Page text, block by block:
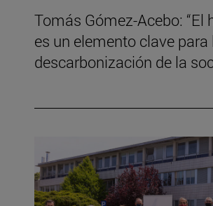
Tomás Gómez-Acebo: “El
es un elemento clave para
descarbonización de la